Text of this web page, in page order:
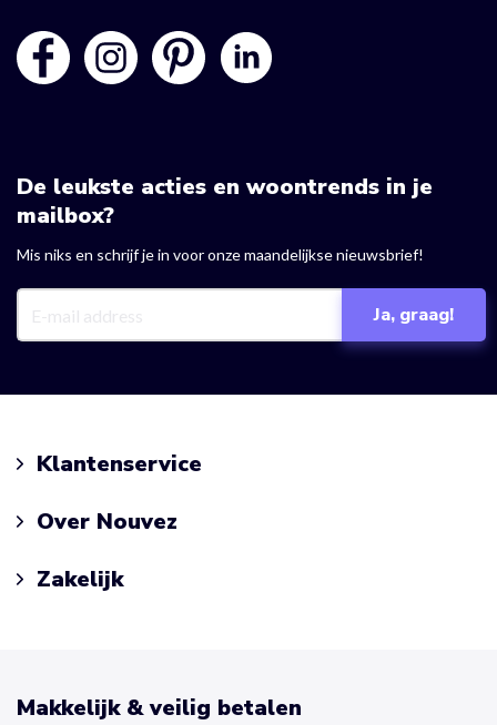
De leukste acties en woontrends in je
mailbox?
Mis niks en schrijf je in voor onze maandelijkse nieuwsbrief!
Klantenservice
Over Nouvez
Zakelijk
Makkelijk & veilig betalen